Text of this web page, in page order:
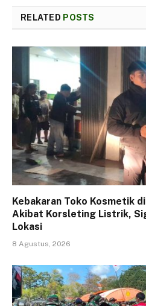
RELATED POSTS
Kebakaran Toko Kosmetik
Akibat Korsleting Listrik,
Lokasi
8 Agustus, 2026